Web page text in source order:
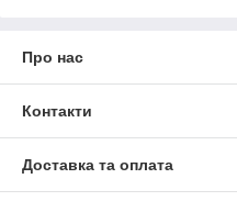
Про нас
Контакти
Доставка та оплата